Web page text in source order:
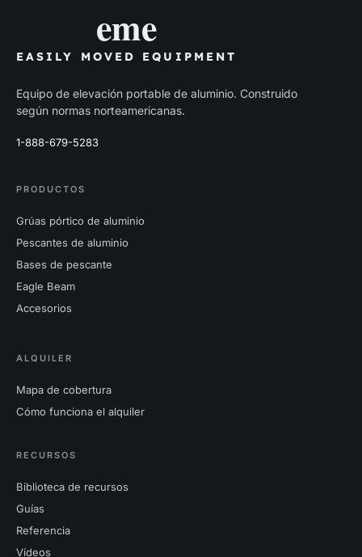
eme
EASILY MOVED EQUIPMENT
Equipo de elevación portable de aluminio. Construido
según normas norteamericanas.
1-888-679-5283
PRODUCTOS
Grúas pórtico de aluminio
Pescantes de aluminio
Bases de pescante
Eagle Beam
Accesorios
ALQUILER
Mapa de cobertura
Cómo funciona el alquiler
RECURSOS
Biblioteca de recursos
Guías
Referencia
Vídeos